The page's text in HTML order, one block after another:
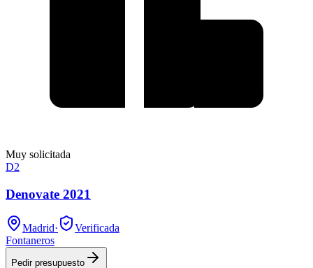
Muy solicitada
D2
Denovate 2021
Madrid·
Verificada
Fontaneros
Pedir presupuesto